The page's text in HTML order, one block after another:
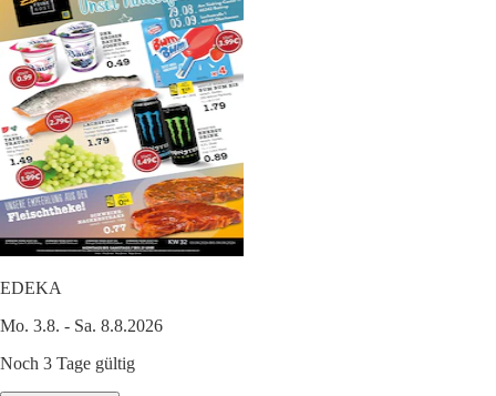
EDEKA
Mo. 3.8. - Sa. 8.8.2026
Noch 3 Tage gültig